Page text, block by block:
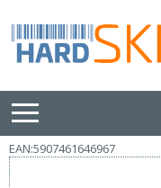
EAN:5907461646967